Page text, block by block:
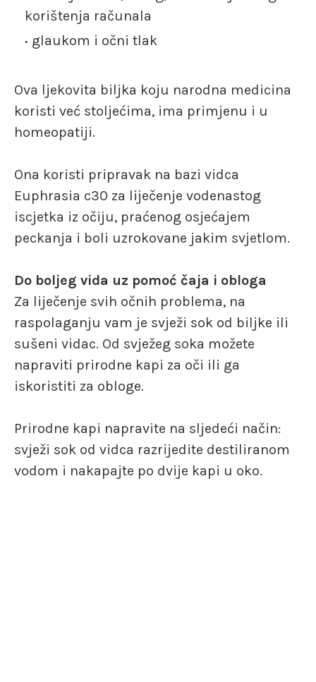
korištenja računala
glaukom i očni tlak
Ova ljekovita biljka koju narodna medicina
koristi već stoljećima, ima primjenu i u
homeopatiji.
Ona koristi pripravak na bazi vidca
Euphrasia c30 za liječenje vodenastog
iscjetka iz očiju, praćenog osjećajem
peckanja i boli uzrokovane jakim svjetlom.
Do boljeg vida uz pomoć čaja i obloga
Za liječenje svih očnih problema, na
raspolaganju vam je svježi sok od biljke ili
sušeni vidac. Od svježeg soka možete
napraviti prirodne kapi za oči ili ga
iskoristiti za obloge.
Prirodne kapi napravite na sljedeći način:
svježi sok od vidca razrijedite destiliranom
vodom i nakapajte po dvije kapi u oko.